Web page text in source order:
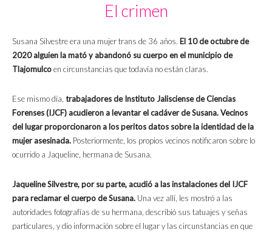
El crimen
Susana Silvestre era una mujer trans de 36 años. El 10 de octubre de
2020 alguien la mató y abandonó su cuerpo en el municipio de
Tlajomulcoen circunstancias que todavía no están claras.
Ese mismo día, trabajadores de Instituto Jalisciense de Ciencias
Forenses (IJCF) acudieron a levantar el cadáver de Susana. Vecinos
del lugar proporcionaron a los peritos datos sobre la identidad de la
mujer asesinada. Posteriormente, los propios vecinos notificaron sobre lo
ocurrido a Jaqueline, hermana de Susana.
Jaqueline Silvestre, por su parte, acudió a las instalaciones del IJCF
para reclamar el cuerpo de Susana. Una vez allí, les mostró a las
autoridades fotografías de su hermana, describió sus tatuajes y señas
particulares, y dio información sobre el lugar y las circunstancias en que